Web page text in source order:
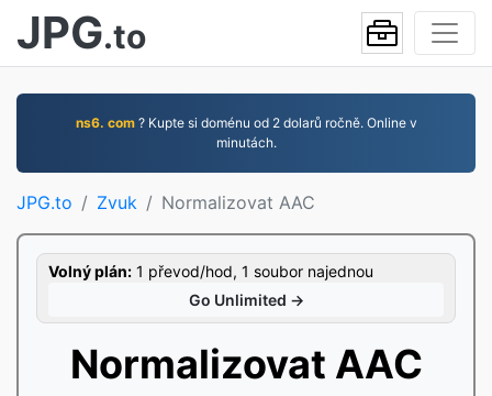
JPG.to
ns6. com? Kupte si doménu od 2 dolarů ročně. Online v
minutách.
JPG.to Zvuk Normalizovat AAC
Volný plán: 1 převod/hod, 1 soubor najednou
Go Unlimited →
Normalizovat AAC